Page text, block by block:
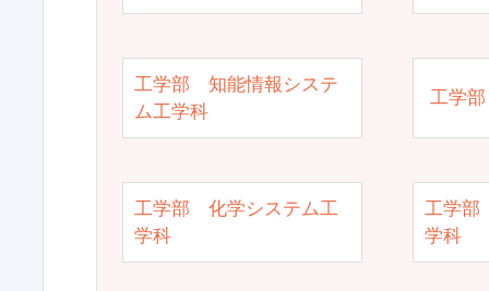
工学部 知能情報システ
ム工学科
工学
工学部 化学システム工
学科
工学部
学科